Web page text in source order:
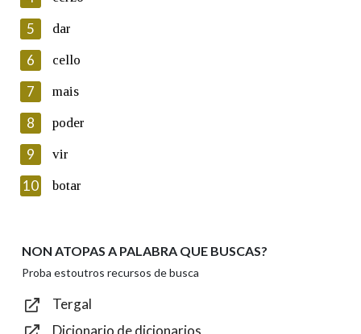
Lin e acepto as condicións da política de
Introduce o código que aparece na imaxe:
Texto de verificación
Enviar
5 dar
6 cello
7 mais
8 poder
9 vir
10 botar
NON ATOPAS A PALABRA QUE BUSCAS?
Proba estoutros recursos de busca
Tergal
Dicionario de dicionarios